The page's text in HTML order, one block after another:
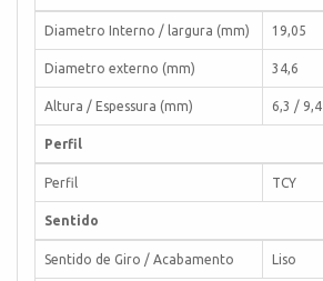
Diametro Interno / largura (mm) 19,05
Diametro externo (mm) 34,6
Altura / Espessura (mm) 6,3 / 9,4
Perfil
Perfil TCY
Sentido
Sentido de Giro / Acabamento Liso